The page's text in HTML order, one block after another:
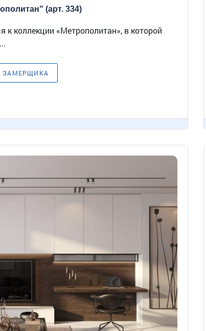
(арт. 334)
к коллекции «Метрополитан», в которой
ЗАМЕРЩИКА